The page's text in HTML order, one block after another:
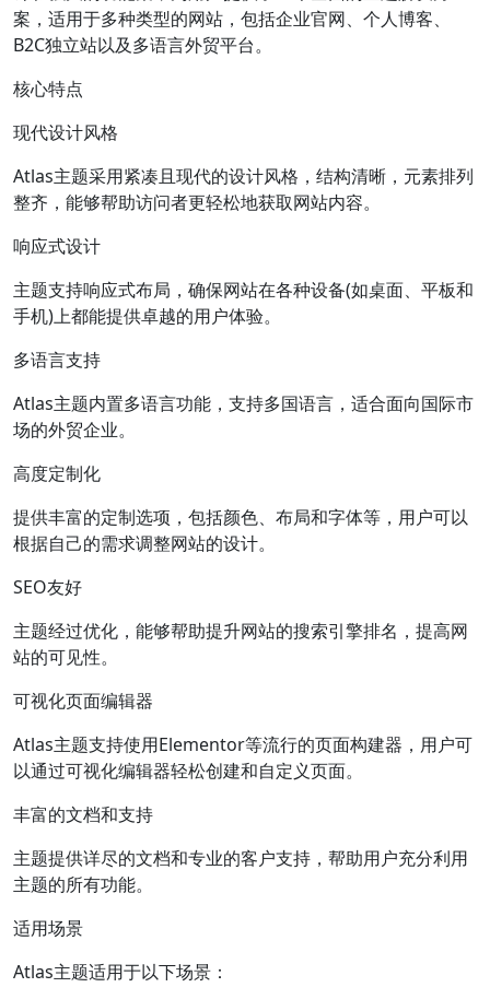
案，适用于多种类型的网站，包括企业官网、个人博客、
B2C独立站以及多语言外贸平台。
核心特点
现代设计风格
Atlas主题采用紧凑且现代的设计风格，结构清晰，元素排列
整齐，能够帮助访问者更轻松地获取网站内容。
响应式设计
主题支持响应式布局，确保网站在各种设备(如桌面、平板和
手机)上都能提供卓越的用户体验。
多语言支持
Atlas主题内置多语言功能，支持多国语言，适合面向国际市
场的外贸企业。
高度定制化
提供丰富的定制选项，包括颜色、布局和字体等，用户可以
根据自己的需求调整网站的设计。
SEO友好
主题经过优化，能够帮助提升网站的搜索引擎排名，提高网
站的可见性。
可视化页面编辑器
Atlas主题支持使用Elementor等流行的页面构建器，用户可
以通过可视化编辑器轻松创建和自定义页面。
丰富的文档和支持
主题提供详尽的文档和专业的客户支持，帮助用户充分利用
主题的所有功能。
适用场景
Atlas主题适用于以下场景：